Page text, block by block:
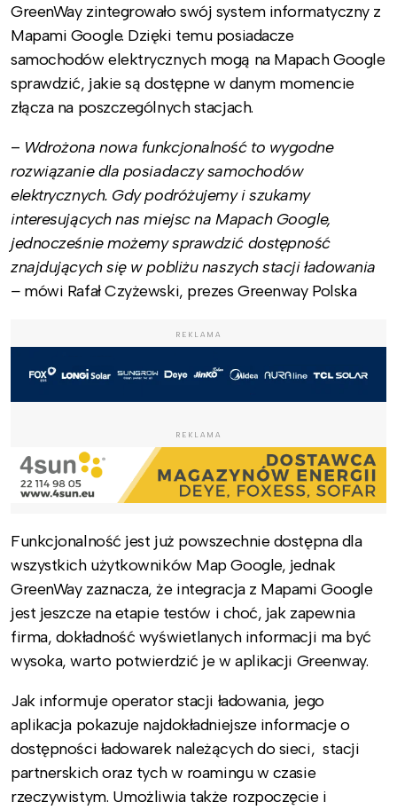
GreenWay zintegrowało swój system informatyczny z
Mapami Google. Dzięki temu posiadacze
samochodów elektrycznych mogą na Mapach Google
sprawdzić, jakie są dostępne w danym momencie
złącza na poszczególnych stacjach.
– Wdrożona nowa funkcjonalność to wygodne
rozwiązanie dla posiadaczy samochodów
elektrycznych. Gdy podróżujemy i szukamy
interesujących nas miejsc na Mapach Google,
jednocześnie możemy sprawdzić dostępność
znajdujących się w pobliżu naszych stacji ładowania
–mówi Rafał Czyżewski, prezes Greenway Polska
REKLAMA
REKLAMA
Funkcjonalność jest już powszechnie dostępna dla
wszystkich użytkowników Map Google, jednak
GreenWay zaznacza, że integracja z Mapami Google
jest jeszcze na etapie testów i choć, jak zapewnia
firma, dokładność wyświetlanych informacji ma być
wysoka, warto potwierdzić je w aplikacji Greenway.
Jak informuje operator stacji ładowania, jego
aplikacja pokazuje najdokładniejsze informacje o
dostępności ładowarek należących do sieci, stacji
partnerskich oraz tych w roamingu w czasie
rzeczywistym. Umożliwia także rozpoczęcie i